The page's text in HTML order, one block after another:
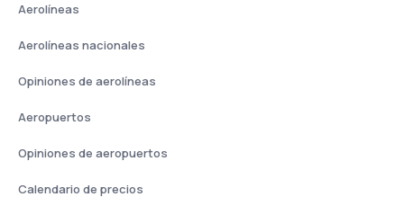
Aerolíneas
Aerolíneas nacionales
Opiniones de aerolíneas
Aeropuertos
Opiniones de aeropuertos
Calendario de precios